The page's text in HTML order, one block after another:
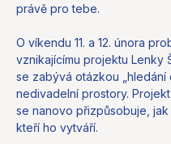
právě pro tebe.
O víkendu 11. a 12. února
vznikajícímu projektu Lenky
se zabývá otázkou
nedivadelní prostory.
se nanovo přizpůsobuje, jak
kteří ho vytváří.